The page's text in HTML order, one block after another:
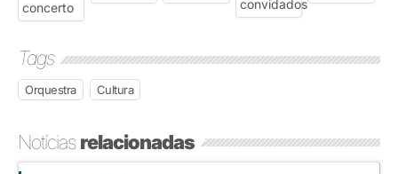
Tags
Orquestra Cultura
Notíciasrelacionadas